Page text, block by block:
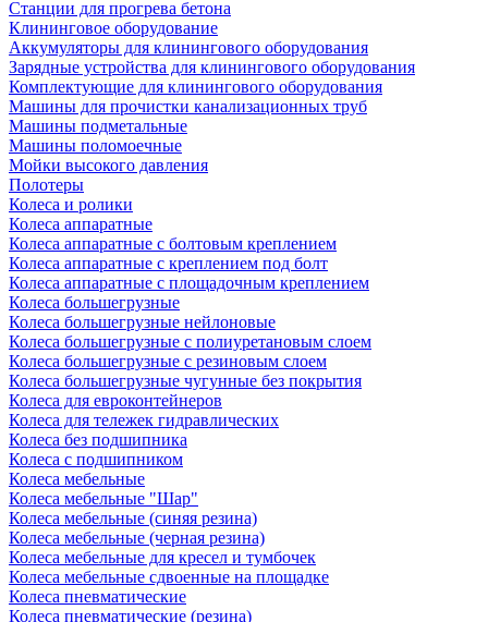
Станции для прогрева бетона
Клининговое оборудование
Аккумуляторы для клинингового оборудования
Зарядные устройства для клинингового оборудования
Комплектующие для клинингового оборудования
Машины для прочистки канализационных труб
Машины подметальные
Машины поломоечные
Мойки высокого давления
Полотеры
Колеса и ролики
Колеса аппаратные
Колеса аппаратные с болтовым креплением
Колеса аппаратные с креплением под болт
Колеса аппаратные с площадочным креплением
Колеса большегрузные
Колеса большегрузные нейлоновые
Колеса большегрузные с полиуретановым слоем
Колеса большегрузные с резиновым слоем
Колеса большегрузные чугунные без покрытия
Колеса для евроконтейнеров
Колеса для тележек гидравлических
Колеса без подшипника
Колеса с подшипником
Колеса мебельные
Колеса мебельные "Шар"
Колеса мебельные (синяя резина)
Колеса мебельные (черная резина)
Колеса мебельные для кресел и тумбочек
Колеса мебельные сдвоенные на площадке
Колеса пневматические
Колеса пневматические (резина)